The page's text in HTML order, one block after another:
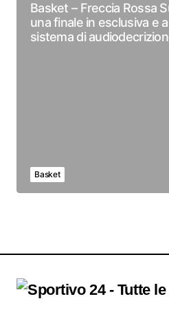
Basket – Freccia Rossa
una finale in esclusiva e
sistema di
Basket